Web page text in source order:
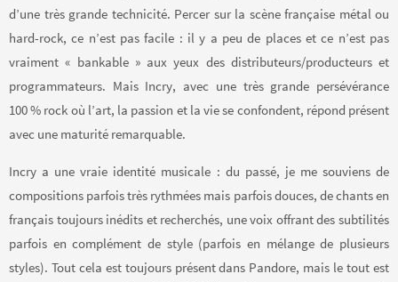
d’une très grande technicité. Percer sur la scène française métal ou
hard-rock, ce n’est pas facile : il y a peu de places et ce n’est pas
vraiment « bankable » aux yeux des distributeurs/producteurs et
programmateurs. Mais Incry, avec une très grande persévérance
100 % rock où l’art, la passion et la vie se confondent, répond présent
avec une maturité remarquable.
Incry a une vraie identité musicale : du passé, je me souviens de
compositions parfois très rythmées mais parfois douces, de chants en
français toujours inédits et recherchés, une voix offrant des subtilités
parfois en complément de style (parfois en mélange de plusieurs
styles). Tout cela est toujours présent dans Pandore, mais le tout est